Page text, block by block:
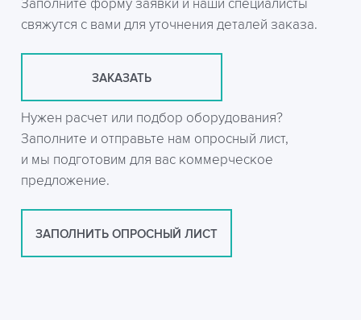
Заполните форму заявки и наши специалисты
свяжутся с вами для уточнения деталей заказа.
ЗАКАЗАТЬ
Нужен расчет или подбор оборудования?
Заполните и отправьте нам опросный лист,
и мы подготовим для вас коммерческое
предложение.
ЗАПОЛНИТЬ ОПРОСНЫЙ ЛИСТ